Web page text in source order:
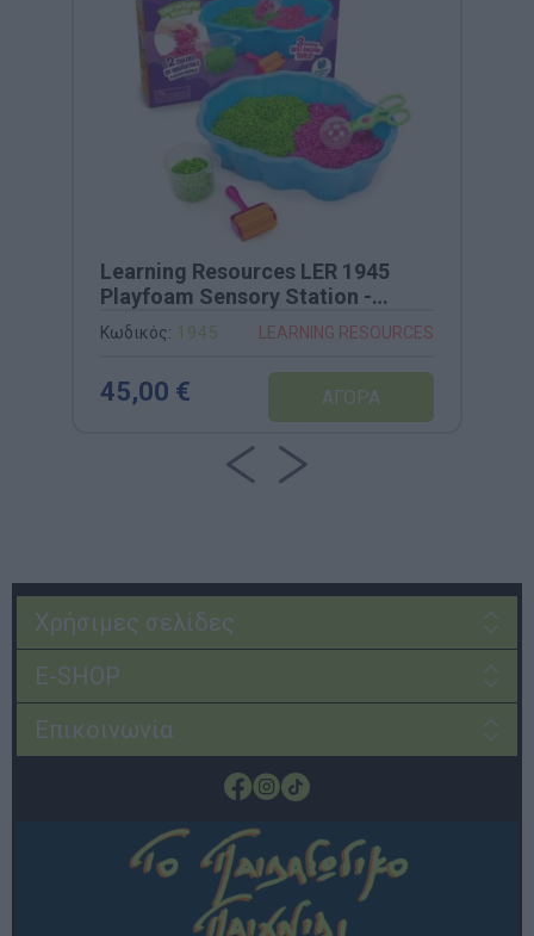
Learning Resources LER 1945
Playfoam Sensory Station -
Σταθμός Αισθητηριακού
Παιχνιδιού
Κωδικός: 1945 LEARNING RESOURCES
45,00 €
Χρήσιμες σελίδες
E-SHOP
Επικοινωνία